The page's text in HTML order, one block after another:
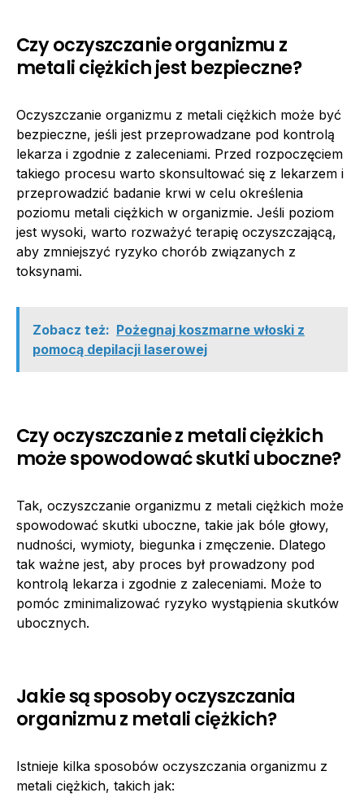
Czy oczyszczanie organizmu z
metali ciężkich jest bezpieczne?
Oczyszczanie organizmu z metali ciężkich może być
bezpieczne, jeśli jest przeprowadzane pod kontrolą
lekarza i zgodnie z zaleceniami. Przed rozpoczęciem
takiego procesu warto skonsultować się z lekarzem i
przeprowadzić badanie krwi w celu określenia
poziomu metali ciężkich w organizmie. Jeśli poziom
jest wysoki, warto rozważyć terapię oczyszczającą,
aby zmniejszyć ryzyko chorób związanych z
toksynami.
Zobacz też: Pożegnaj koszmarne włoski z
pomocą depilacji laserowej
Czy oczyszczanie z metali ciężkich
może spowodować skutki uboczne?
Tak, oczyszczanie organizmu z metali ciężkich może
spowodować skutki uboczne, takie jak bóle głowy,
nudności, wymioty, biegunka i zmęczenie. Dlatego
tak ważne jest, aby proces był prowadzony pod
kontrolą lekarza i zgodnie z zaleceniami. Może to
pomóc zminimalizować ryzyko wystąpienia skutków
ubocznych.
Jakie są sposoby oczyszczania
organizmu z metali ciężkich?
Istnieje kilka sposobów oczyszczania organizmu z
metali ciężkich, takich jak: